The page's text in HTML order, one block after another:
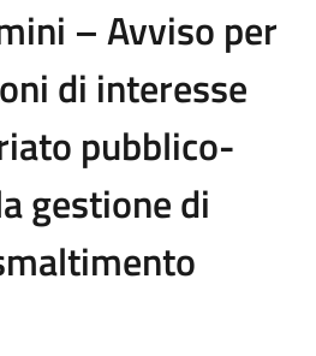
– Avviso per
di interesse
pubblico-
gestione di